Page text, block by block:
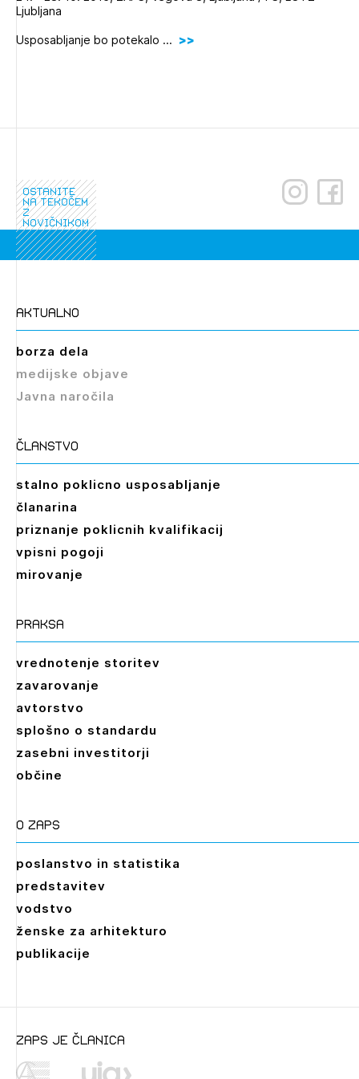
Izbrana vsebina je namenjena le ZAPS
PRIJAVITE SE REGISTRIRAJTE SE
Ljubljana
Usposabljanje bo potekalo ...
2019,2018,2017,2016,2015,2014,2013,
ostanite
na tekočem
z
novičnikom
aktualno
borza dela
medijske objave
Javna naročila
članstvo
stalno poklicno usposabljanje
članarina
priznanje poklicnih kvalifikacij
vpisni pogoji
mirovanje
praksa
vrednotenje storitev
zavarovanje
avtorstvo
splošno o standardu
zasebni investitorji
občine
O zaps
poslanstvo in statistika
predstavitev
vodstvo
ženske za arhitekturo
publikacije
zaps je članica
Novičnik natečajev
Tedenski novičnik javnih naročil